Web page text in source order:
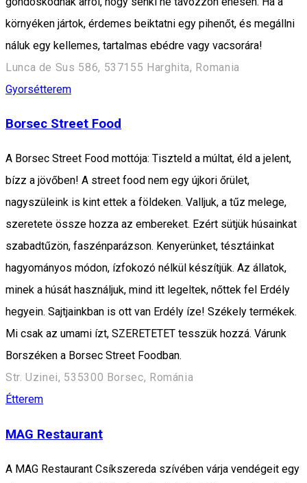
környéken jártok, érdemes beiktatni egy pihenőt, és megállni
náluk egy kellemes, tartalmas ebédre vagy vacsorára!
Lunca de Sus 586, 537155 Harghita, Romania
Gyorsétterem
Borsec Street Food
A Borsec Street Food mottója: Tiszteld a múltat, éld a jelent,
bízz a jövőben! A street food nem egy újkori őrület,
nagyszüleink is kint ettek a földeken. Valljuk, a tűz melege,
szeretete össze hozza az embereket. Ezért sütjük húsainkat
szabadtűzön, faszénparázson. Kenyerünket, tésztáinkat
hagyományos módon, ízfokozó nélkül készítjük. Az állatok,
minek a húsát használjuk, mind itt legeltek, nőttek fel Erdély
hegyein. Sajtjainkban is ott van Erdély íze! Székely termékek.
Mi csak az umami ízt, SZERETETET tesszük hozzá. Várunk
Borszéken a Borsec Street Foodban.
Str. Uzinei, 535300 Borsec, Románia
Étterem
MAG Restaurant
A MAG Restaurant Csíkszereda szívében várja vendégeit egy